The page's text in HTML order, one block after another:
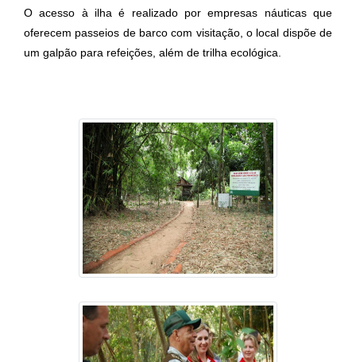
O acesso à ilha é realizado por empresas náuticas que
oferecem passeios de barco com visitação, o local dispõe de
um galpão para refeições, além de trilha ecológica.